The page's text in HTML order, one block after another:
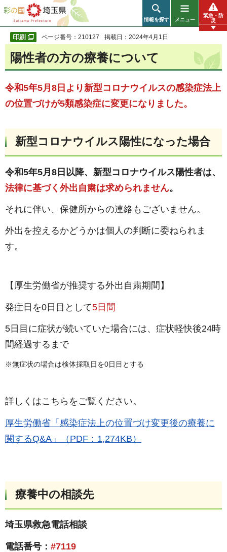
彩の国 埼玉県
情報を探す メニュー
緊急・防
災
ページ番号：210127 掲載日：2024年4月1日
陽性者の方の療養について
令和5年5月8日より新型コロナウイルスの感染症法上
の位置づけが5類感染症に変更になりました。
新型コロナウイルス陽性になった場合
令和5年5月8日以降、新型コロナウイルス陽性者は、
法律に基づく外出自粛は求められません。
それに伴い、保健所からの連絡もございません。
外出を控えるかどうかは個人の判断に委ねられま
す。
【厚生労働省が推奨する外出自粛期間】
発症日を0日目として5日間
5日目に症状が続いていた場合には、症状軽快後24時
間経過するまで
※無症状の場合は検体採取日を0日目とする
詳しくはこちらをご覧ください。
厚生労働省「感染症法上の位置づけ変更後の療養に
関するQ&A」（PDF：1,274KB）
療養中の相談先
埼玉県救急電話相談
電話番号： #7119